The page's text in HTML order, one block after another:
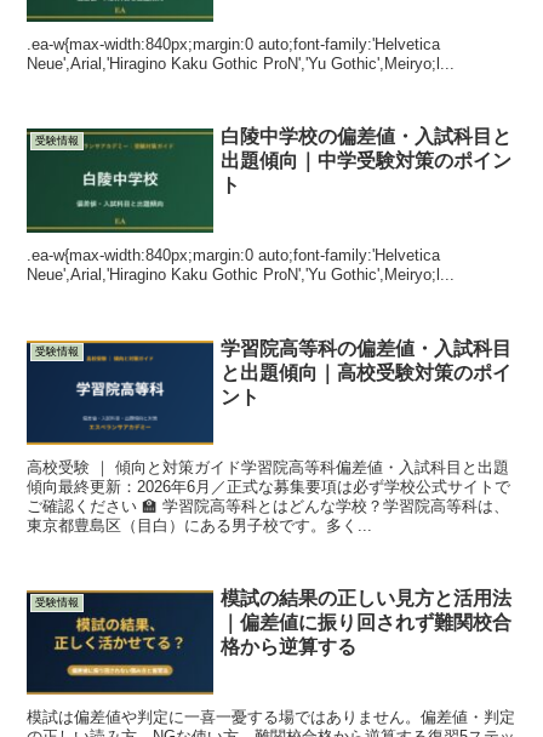
.ea-w{max-width:840px;margin:0 auto;font-family:'Helvetica
Neue',Arial,'Hiragino Kaku Gothic ProN','Yu Gothic',Meiryo;l...
受験情報
白陵中学校の偏差値・入試科目と
出題傾向｜中学受験対策のポイン
ト
.ea-w{max-width:840px;margin:0 auto;font-family:'Helvetica
Neue',Arial,'Hiragino Kaku Gothic ProN','Yu Gothic',Meiryo;l...
受験情報
学習院高等科の偏差値・入試科目
と出題傾向｜高校受験対策のポイ
ント
高校受験 ｜ 傾向と対策ガイド学習院高等科偏差値・入試科目と出題
傾向最終更新：2026年6月／正式な募集要項は必ず学校公式サイトで
ご確認ください 🏫 学習院高等科とはどんな学校？学習院高等科は、
東京都豊島区（目白）にある男子校です。多く...
受験情報
模試の結果の正しい見方と活用法
｜偏差値に振り回されず難関校合
格から逆算する
模試は偏差値や判定に一喜一憂する場ではありません。偏差値・判定